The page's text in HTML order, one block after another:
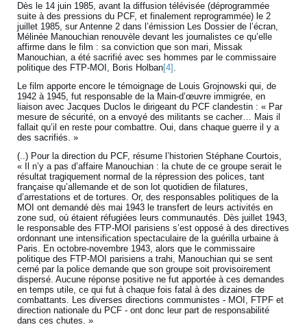
Dès le 14 juin 1985, avant la diffusion télévisée (déprogrammée
suite à des pressions du PCF, et finalement reprogrammée) le 2
juillet 1985, sur Antenne 2 dans l’émission Les Dossier de l’écran,
Mélinée Manouchian renouvèle devant les journalistes ce qu’elle
affirme dans le film : sa conviction que son mari, Missak
Manouchian, a été sacrifié avec ses hommes par le commissaire
politique des FTP-MOI, Boris Holban[4] .
Le film apporte encore le témoignage de Louis Grojnowski qui, de
1942 à 1945, fut responsable de la Main-d’œuvre immigrée, en
liaison avec Jacques Duclos le dirigeant du PCF clandestin : « Par
mesure de sécurité, on a envoyé des militants se cacher… Mais il
fallait qu’il en reste pour combattre. Oui, dans chaque guerre il y a
des sacrifiés. »
(..) Pour la direction du PCF, résume l’historien Stéphane Courtois,
« Il n’y a pas d’affaire Manouchian : la chute de ce groupe serait le
résultat tragiquement normal de la répression des polices, tant
française qu’allemande et de son lot quotidien de filatures,
d’arrestations et de tortures. Or, des responsables politiques de la
MOI ont demandé dès mai 1943 le transfert de leurs activités en
zone sud, où étaient réfugiées leurs communautés. Dès juillet 1943,
le responsable des FTP-MOI parisiens s’est opposé à des directives
ordonnant une intensification spectaculaire de la guérilla urbaine à
Paris. En octobre-novembre 1943, alors que le commissaire
politique des FTP-MOI parisiens a trahi, Manouchian qui se sent
cerné par la police demande que son groupe soit provisoirement
dispersé. Aucune réponse positive ne fut apportée à ces demandes
en temps utile, ce qui fut à chaque fois fatal à des dizaines de
combattants. Les diverses directions communistes - MOI, FTPF et
direction nationale du PCF - ont donc leur part de responsabilité
dans ces chutes. »